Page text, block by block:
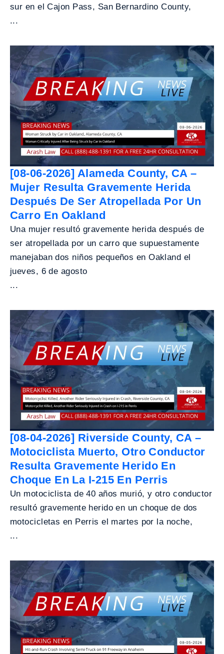
sur en el Cajon Pass, San Bernardino County,
...
[08-06-2026] Alameda County, CA –
Mujer Resulta Gravemente Herida
Después De Ser Atropellada Por Un
Carro En Oakland
Una mujer resultó gravemente herida después de
ser atropellada por un carro que supuestamente
manejaban dos niños pequeños en Oakland el
jueves, 6 de agosto
...
[08-04-2026] Riverside County, CA –
Motociclista Muerto, Otro Conductor
Resulta Gravemente Herido En
Choque En La I-215 En Perris
Un motociclista de 40 años murió, y otro conductor
resultó gravemente herido en un choque de dos
motocicletas en Perris el martes por la noche,
...